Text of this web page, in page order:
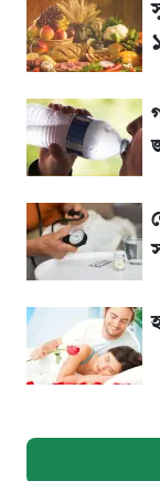
লাফিয়ে বাড়ল
রেকর্ড
৬ আগস্ট দেশের
শেখ
বাংলাদেশের